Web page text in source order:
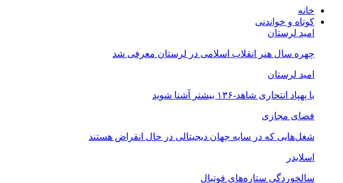
خانه
کوتاه و خواندنی
امید لرستان
چهره سال هنر انقلاب اسلامی در لرستان معرفی شد
امید لرستان
با پهپاد انتحاری شاهد-۱۳۶ بیشتر آشنا شوید
فضای مجازی
شغل‌‌هایی که در سایه جهان دیجیتالی در حال انقراض هستند
اسلایدر
سالخوردگی ستاره‌های فوتبال